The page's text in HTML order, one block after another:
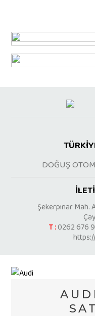
DOĞUŞ
Şekerpınar Mah.
T :0262 676